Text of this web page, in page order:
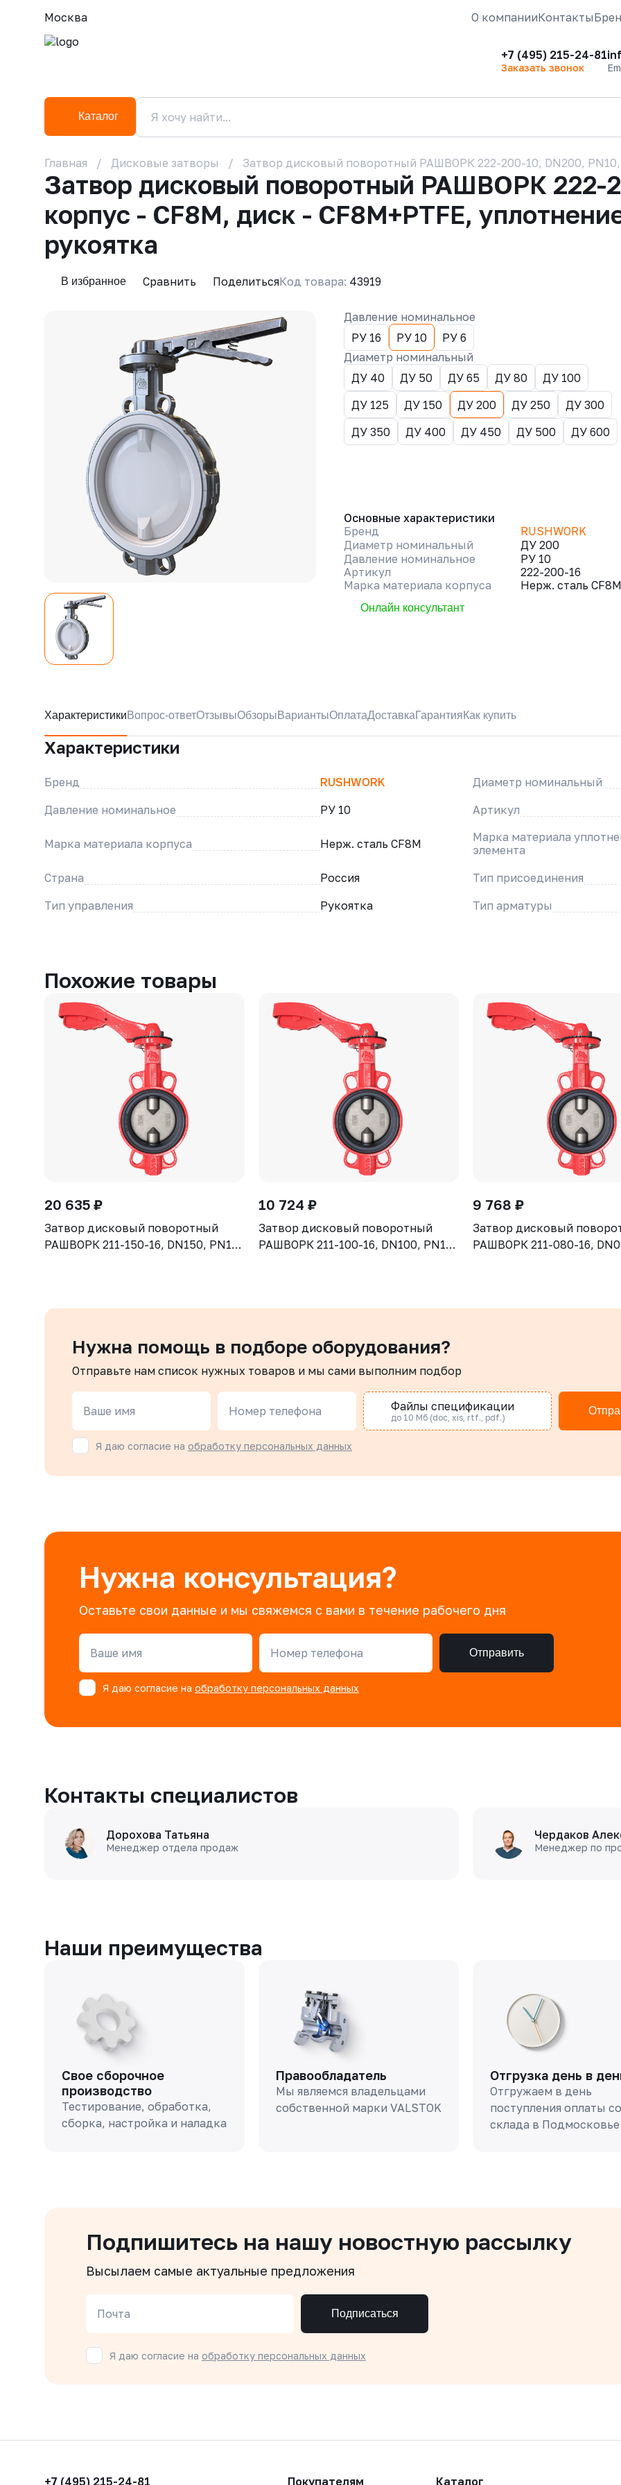
Москва О компанииКонтакты
+7 (495) 215-24-81
Заказать звонок
Каталог
Главная Дисковые затворы Затвор дисковый поворотный РАШВОРК 222-200-10, DN200,
Затвор дисковый поворотный РАШВОРК 222-
корпус - CF8M, диск - CF8M+PTFE,
рукоятка
В избранное Сравнить ПоделитьсяКод товара: 43919
Давление номинальное
РУ 16
РУ 10
РУ 6
Диаметр номинальный
ДУ 40
ДУ 50 ДУ 65 ДУ 80
ДУ 100
ДУ 125
ДУ 150 ДУ 200 ДУ 250
ДУ 300
ДУ 350
ДУ 400 ДУ 450 ДУ 500 ДУ 600
Основные характеристики
Бренд
RUSHWORK
Диаметр номинальный
ДУ 200
Давление номинальное
РУ 10
Артикул
222-200-16
Марка материала корпуса
Нерж. сталь CF8M
Онлайн консультант
Характеристики Вопрос-ответОтзывыОбзоры ВариантыОплатаДоставка Гарантия Как купить
Характеристики
Бренд RUSHWORK Диаметр номинальный
Давление номинальное
РУ 10 Артикул
Марка материала корпуса Нерж. сталь CF8M
Марка материала
элемента
Страна Россия Тип присоединения
Тип управления
Рукоятка Тип арматуры
Похожие товары
20 635 ₽
Затвор дисковый поворотный
РАШВОРК 211-150-16, DN150, PN16,
10 724 ₽
Затвор дисковый поворотный
РАШВОРК 211-100-16, DN100, PN16,
9 768 ₽
Затвор дисковый
РАШВОРК 211-080-16,
Нужна помощь в подборе оборудования?
Отправьте нам список нужных товаров и мы сами выполним подбор
Ваше имя Номер телефона Файлы спецификации
до 10 Мб (doc, xis, rtf., pdf.)
Я даю согласие на обработку персональных данных
Нужна консультация?
Оставьте свои данные и мы свяжемся с вами в течение рабочего дня
Ваше имя Номер телефона Отправить
Я даю согласие на обработку персональных данных
Контакты специалистов
Дорохова Татьяна
Менеджер отдела продаж
Чердаков
Менеджер по
Наши преимущества
Свое сборочное
производство
Тестирование, обработка,
сборка, настройка и наладка
Правообладатель
Мы являемся владельцами
собственной марки VALSTOK
Отгрузка день в
Отгружаем в день
поступления оплаты со
склада в Подмосковье
Подпишитесь на нашу новостную рассылку
Высылаем самые актуальные предложения
Почта Подписаться
Я даю согласие на обработку персональных данных
+7 (495) 215-24-81 Покупателям Каталог